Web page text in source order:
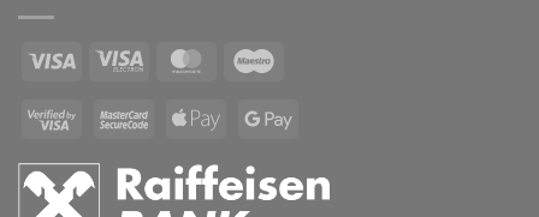
Visa
Visa
MasterCard
Visa
MasterCardApple
Google